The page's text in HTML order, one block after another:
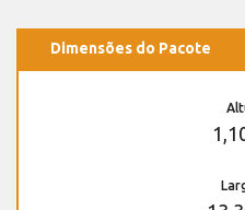
Dimensões do Pacote